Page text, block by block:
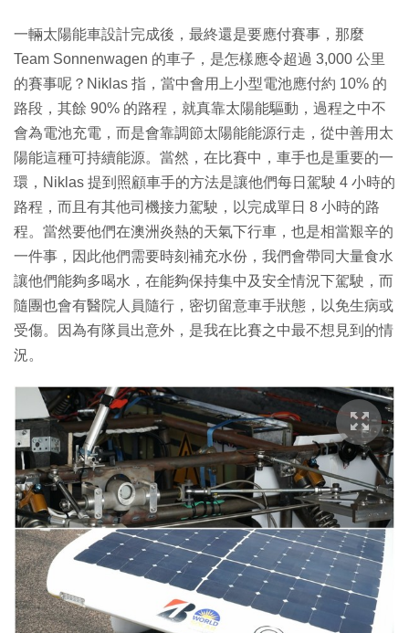
一輛太陽能車設計完成後，最終還是要應付賽事，那麼
Team Sonnenwagen 的車子，是怎樣應令超過 3,000 公里
的賽事呢？Niklas 指，當中會用上小型電池應付約 10% 的
路段，其餘 90% 的路程，就真靠太陽能驅動，過程之中不
會為電池充電，而是會靠調節太陽能能源行走，從中善用太
陽能這種可持續能源。當然，在比賽中，車手也是重要的一
環，Niklas 提到照顧車手的方法是讓他們每日駕駛 4 小時的
路程，而且有其他司機接力駕駛，以完成單日 8 小時的路
程。當然要他們在澳洲炎熱的天氣下行車，也是相當艱辛的
一件事，因此他們需要時刻補充水份，我們會帶同大量食水
讓他們能夠多喝水，在能夠保持集中及安全情況下駕駛，而
隨團也會有醫院人員隨行，密切留意車手狀態，以免生病或
受傷。因為有隊員出意外，是我在比賽之中最不想見到的情
況。